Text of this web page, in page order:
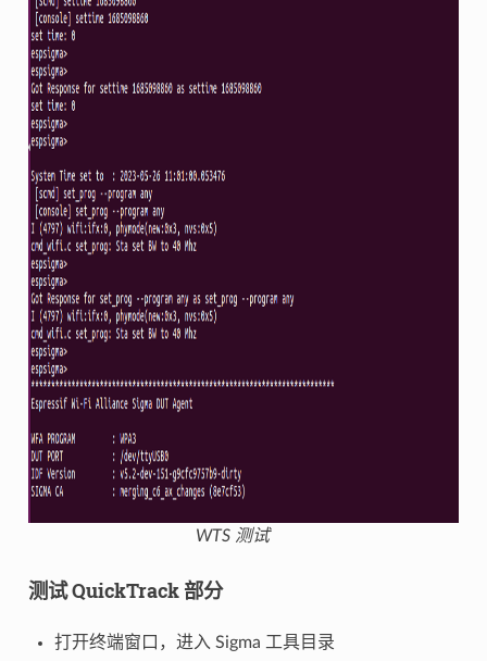
WTS 测试
测试 QuickTrack 部分
打开终端窗口，进入 Sigma 工具目录